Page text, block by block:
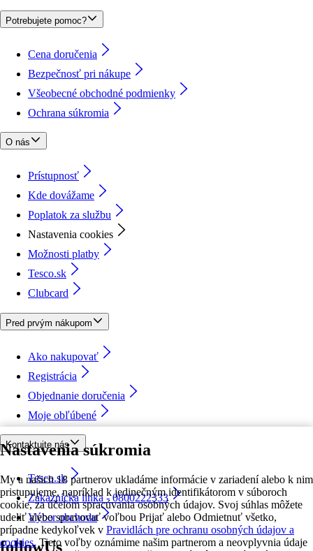
Nastavenia súkromia
My a našich 18 partnerov ukladáme informácie v zariadení alebo k nim
pristupujeme, napríklad k jedinečným identifikátorom v súboroch
cookie, za účelom spracúvania osobných údajov. Svoj súhlas môžete
udeliť alebo spravovať voľbou Prijať alebo Odmietnuť všetko,
prípadne kedykoľvek v Pravidlách pre ochranu osobných údajov a
cookies. Tieto voľby oznámime našim partnerom a neovplyvnia údaje
Potrebujete pomoc?
Cena doručenia
Bezpečnosť pri nákupe
Všeobecné obchodné podmienky
Ochrana súkromia
O nás
Prístupnosť
Kde dovážame
Poplatok za službu
Nastavenia cookies
Možnosti platby
Tesco.sk
Clubcard
Pred prvým nákupom
Ako nakupovať
Registrácia
Objednanie doručenia
Moje obľúbené
Kontaktujte nás
Tesco.sk
Zákaznícka linka - 0800222333
Výber obchodu
followUs